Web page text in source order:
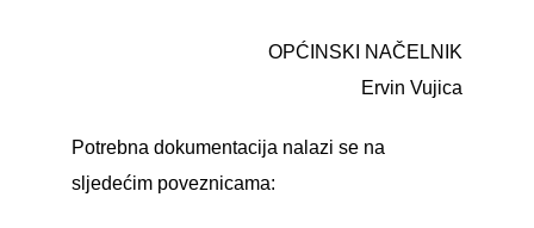
OPĆINSKI NAČELNIK
Ervin Vujica
Potrebna dokumentacija nalazi se na
sljedećim poveznicama: